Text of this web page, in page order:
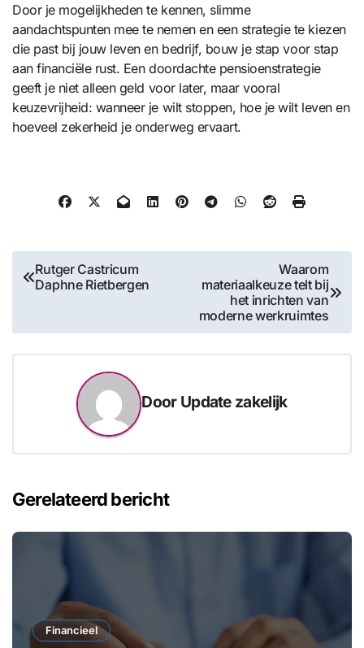
Door je mogelijkheden te kennen, slimme
aandachtspunten mee te nemen en een strategie te kiezen
die past bij jouw leven en bedrijf, bouw je stap voor stap
aan financiële rust. Een doordachte pensioenstrategie
geeft je niet alleen geld voor later, maar vooral
keuzevrijheid: wanneer je wilt stoppen, hoe je wilt leven en
hoeveel zekerheid je onderweg ervaart.
Bericht
navigatie
Rutger Castricum
Daphne Rietbergen
Waarom
materiaalkeuze telt bij
het inrichten van
moderne werkruimtes
Door Update zakelijk
Gerelateerd bericht
Financieel